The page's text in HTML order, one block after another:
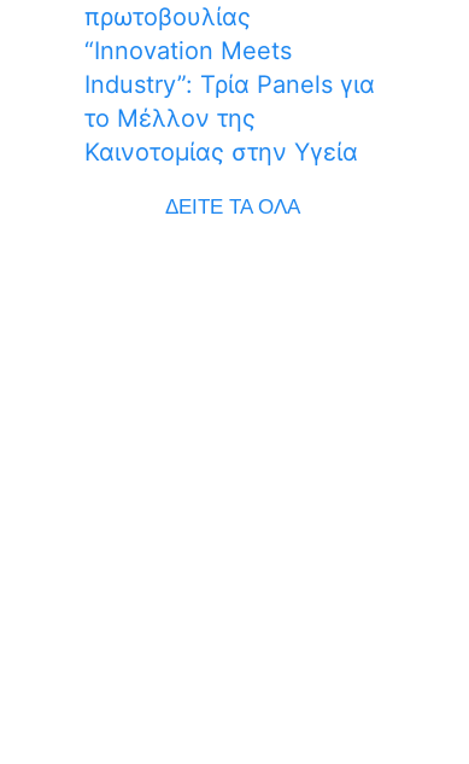
πρωτοβουλίας
“Innovation Meets
Industry”: Τρία Panels για
το Μέλλον της
Καινοτομίας στην Υγεία
ΔΕΙΤΕ ΤΑ ΟΛΑ